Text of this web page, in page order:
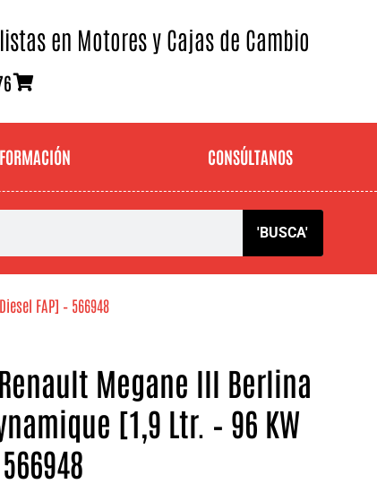
en Motores y Cajas de Cambio
CONSÚLTANOS
'BUSCA'
FAP] – 566948
Megane III Berlina
[1,9 Ltr. – 96 KW